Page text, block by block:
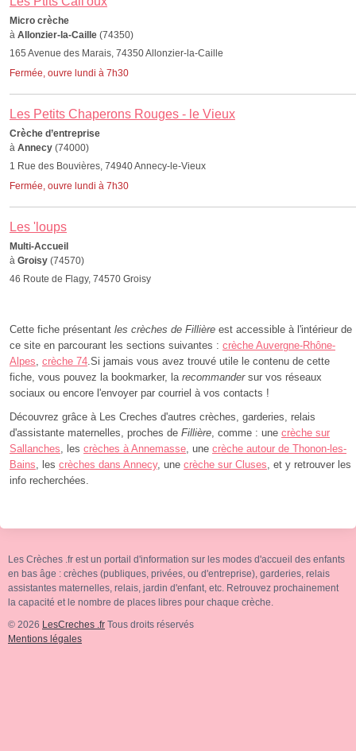
Micro crèche
à Allonzier-la-Caille (74350)
165 Avenue des Marais, 74350 Allonzier-la-Caille
Fermée, ouvre lundi à 7h30
Les Petits Chaperons Rouges - le Vieux
Crèche d’entreprise
à Annecy (74000)
1 Rue des Bouvières, 74940 Annecy-le-Vieux
Fermée, ouvre lundi à 7h30
Les 'loups
Multi-Accueil
à Groisy (74570)
46 Route de Flagy, 74570 Groisy
Cette fiche présentant les crèches de Fillière est accessible à l'intérieur de
ce site en parcourant les sections suivantes : crèche Auvergne-Rhône-
Alpes, crèche 74.Si jamais vous avez trouvé utile le contenu de cette
fiche, vous pouvez la bookmarker, la recommandersur vos réseaux
sociaux ou encore l'envoyer par courriel à vos contacts !
Découvrez grâce à Les Creches d'autres crèches, garderies, relais
d'assistante maternelles, proches de Fillière, comme : une crèche sur
Sallanches, les crèches à Annemasse, une crèche autour de Thonon-les-
Bains, les crèches dans Annecy, une crèche sur Cluses, et y retrouver les
info recherchées.
Les Crèches .fr est un portail d'information sur les modes d'accueil des enfants
en bas âge : crèches (publiques, privées, ou d'entreprise), garderies, relais
assistantes maternelles, relais, jardin d'enfant, etc. Retrouvez prochainement
la capacité et le nombre de places libres pour chaque crèche.
© 2026 LesCreches .fr Tous droits réservés
Mentions légales